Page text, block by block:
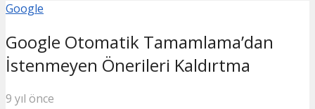
Google
Google Otomatik Tamamlama’dan
İstenmeyen Önerileri Kaldırtma
9 yıl önce